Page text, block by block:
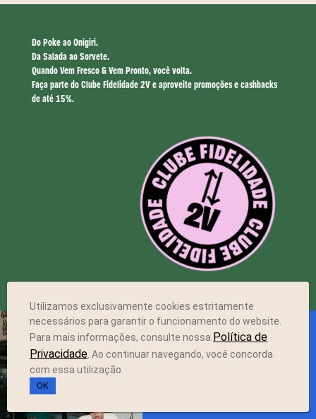
Do Poke ao Onigiri.
Da Salada ao Sorvete.
Quando Vem Fresco & Vem Pronto, você volta.
Faça parte do Clube Fidelidade 2V e aproveite promoções e cashbacks
de até 15%.
ENDEREÇO
Utilizamos exclusivamente cookies estritamente
necessários para garantir o funcionamento do website.
Para mais informações, consulte nossa Política de
Privacidade . Ao continuar navegando, você concorda
com essa utilização.
OK